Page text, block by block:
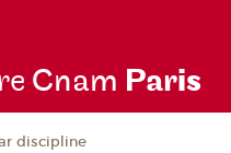
Cnam Paris
discipline